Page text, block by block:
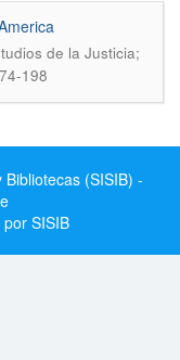
de la Justicia;
198
(SISIB) -
SISIB